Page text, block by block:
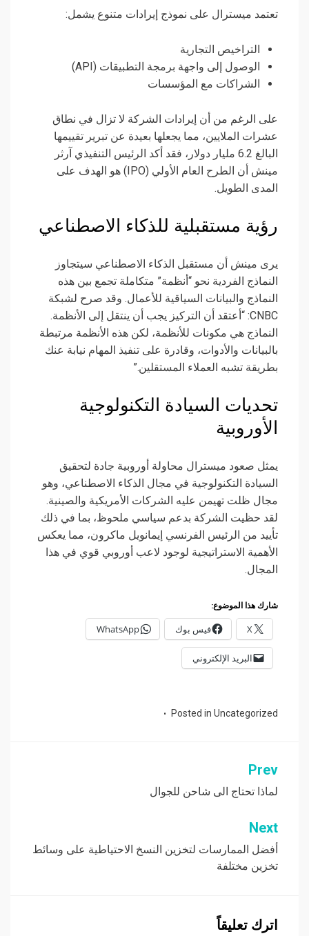
تعتمد ميسترال على نموذج إيرادات متنوع يشمل:
التراخيص التجارية
الوصول إلى واجهة برمجة التطبيقات (API)
الشراكات مع المؤسسات
على الرغم من أن إيرادات الشركة لا تزال في نطاق
عشرات الملايين، مما يجعلها بعيدة عن تبرير تقييمها
البالغ 6.2 مليار دولار، فقد أكد الرئيس التنفيذي آرثر
مينش أن الطرح العام الأولي (IPO) هو الهدف على
المدى الطويل.
رؤية مستقبلية للذكاء الاصطناعي
يرى مينش أن مستقبل الذكاء الاصطناعي سيتجاوز
النماذج الفردية نحو “أنظمة” متكاملة تجمع بين هذه
النماذج والبيانات السياقية للأعمال. وقد صرح لشبكة
CNBC: “أعتقد أن التركيز يجب أن ينتقل إلى الأنظمة.
النماذج هي مكونات للأنظمة، لكن هذه الأنظمة مرتبطة
بالبيانات والأدوات، وقادرة على تنفيذ المهام نيابة عنك
بطريقة تشبه العملاء المستقلين.”
تحديات السيادة التكنولوجية
الأوروبية
يمثل صعود ميسترال محاولة أوروبية جادة لتحقيق
السيادة التكنولوجية في مجال الذكاء الاصطناعي، وهو
مجال ظلت تهيمن عليه الشركات الأمريكية والصينية.
لقد حظيت الشركة بدعم سياسي ملحوظ، بما في ذلك
تأييد من الرئيس الفرنسي إيمانويل ماكرون، مما يعكس
الأهمية الاستراتيجية لوجود لاعب أوروبي قوي في هذا
المجال.
شارك هذا الموضوع:
X فيس بوك WhatsApp
البريد الإلكتروني
Posted in Uncategorized
تصفّح
المقالات
Prev
لماذا تحتاج الى شاحن للجوال
Next
أفضل الممارسات لتخزين النسخ الاحتياطية على وسائط
تخزين مختلفة
اترك تعليقاً